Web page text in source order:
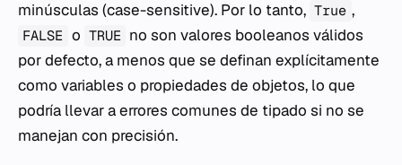
minúsculas (case-sensitive). Por lo tanto, True ,
FALSE o TRUE no son valores booleanos válidos
por defecto, a menos que se definan explícitamente
como variables o propiedades de objetos, lo que
podría llevar a errores comunes de tipado si no se
manejan con precisión.